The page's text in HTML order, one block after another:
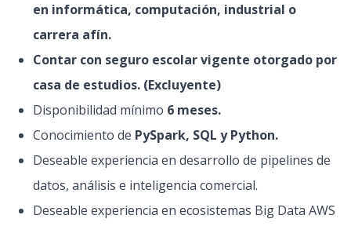
en informática, computación, industrial o
carrera afín.
Contar con seguro escolar vigente otorgado por
casa de estudios. (Excluyente)
Disponibilidad mínimo 6 meses.
Conocimiento de PySpark, SQL y Python.
Deseable experiencia en desarrollo de pipelines de
datos, análisis e inteligencia comercial.
Deseable experiencia en ecosistemas Big Data AWS